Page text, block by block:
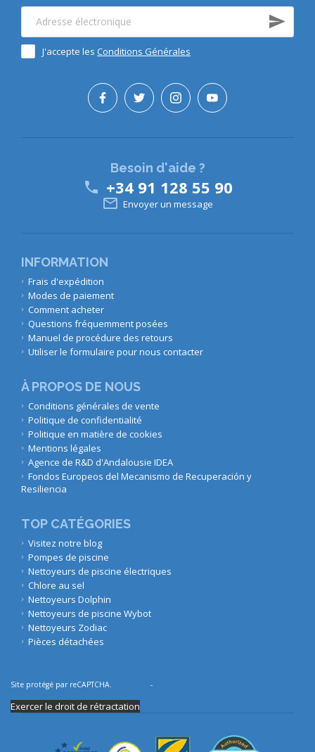
J'accepte les Conditions Générales
INFORMATION
Frais d'expédition
Modes de paiement
Comment acheter
Questions fréquemment posées
Manuel de procédure des retours
Utiliser le formulaire pour nous contacter
À PROPOS DE NOUS
Conditions générales de vente
Politique de confidentialité
Politique en matière de cookies
Mentions légales
Agence de R&D d'Andalousie IDEA
Fondos Europeos del Mecanismo de Recuperación y
Resiliencia
TOP CATÉGORIES
Visitez notre blog
Pompes de piscine
Nettoyeurs de piscine électriques
Chlore au sel
Nettoyeurs Dolphin
Nettoyeurs de piscine Wybot
Nettoyeurs Zodiac
Pièces détachées
Besoin d'aide ?
 +34 91 128 55 90
 Envoyer un message
Site protégé par reCAPTCHA. -
Exercer le droit de rétractation